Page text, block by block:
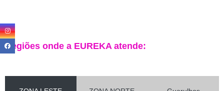
Regiões onde a EUREKA atende: